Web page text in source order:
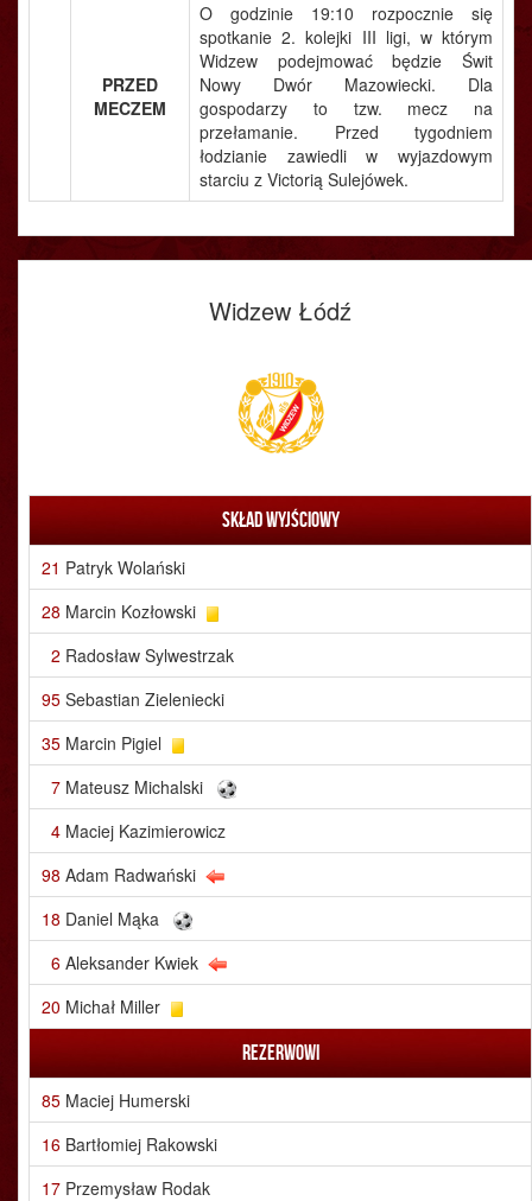
PRZED
MECZEM
O godzinie 19:10 rozpocznie się
spotkanie 2. kolejki III ligi, w którym
Widzew podejmować będzie Świt
Nowy Dwór Mazowiecki. Dla
gospodarzy to tzw. mecz na
przełamanie. Przed tygodniem
łodzianie zawiedli w wyjazdowym
starciu z Victorią Sulejówek.
Widzew Łódź
Skład wyjściowy
21 Patryk Wolański
28 Marcin Kozłowski
2 Radosław Sylwestrzak
95 Sebastian Zieleniecki
35 Marcin Pigiel
7 Mateusz Michalski
4 Maciej Kazimierowicz
98 Adam Radwański
18 Daniel Mąka
6 Aleksander Kwiek
20 Michał Miller
Rezerwowi
85 Maciej Humerski
16 Bartłomiej Rakowski
17 Przemysław Rodak